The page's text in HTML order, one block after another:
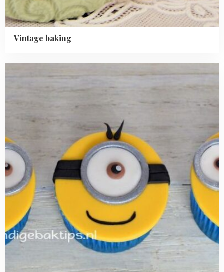
Vintage baking
Verschillende
soorten
lijm